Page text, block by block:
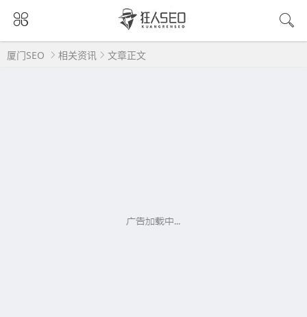
厦门SEO 相关资讯 文章正文